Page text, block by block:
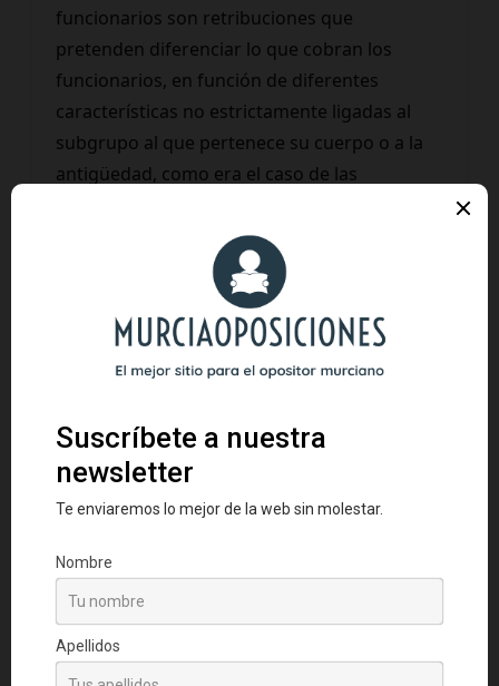
funcionarios son retribuciones que
pretenden diferenciar lo que cobran los
funcionarios, en función de diferentes
características no estrictamente ligadas al
subgrupo al que pertenece su cuerpo o a la
antigüedad, como era el caso de las
retribuye al funcionario fundamentalmente
por características ligadas a su puesto
concreto de trabajo y a la labor realizada
En primer lugar, cada funcionario tiene
asignado un nivel de complemento de
ligado a un escalón que va asignado al puesto
concreto en el que está prestando sus
servicios. En general,a mayor complejidad y
complemento de destino. El complemento
de destino pretende introducir la idea de
carrera. El funcionario comienza su carrera
en el cuerpo concreto al que pertenece en un